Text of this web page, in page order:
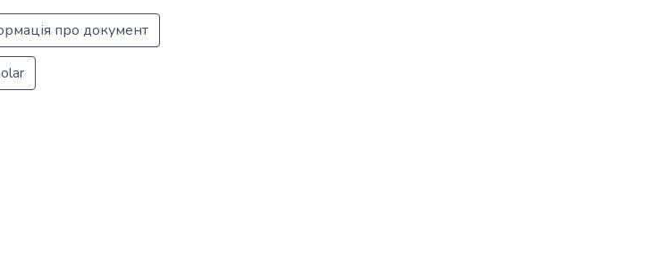
про документ